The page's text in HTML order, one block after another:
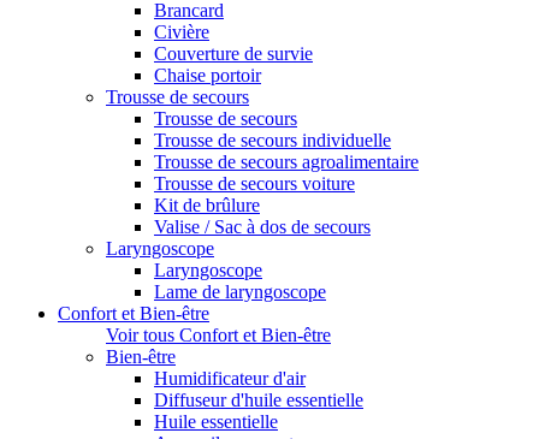
Brancard
Civière
Couverture de survie
Chaise portoir
Trousse de secours
Trousse de secours
Trousse de secours individuelle
Trousse de secours agroalimentaire
Trousse de secours voiture
Kit de brûlure
Valise / Sac à dos de secours
Laryngoscope
Laryngoscope
Lame de laryngoscope
Confort et Bien-être
Voir tous Confort et Bien-être
Bien-être
Humidificateur d'air
Diffuseur d'huile essentielle
Huile essentielle